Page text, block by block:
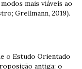
mais viáveis ao
Grellmann, 2019).
o Estudo Orientado
antiga: o